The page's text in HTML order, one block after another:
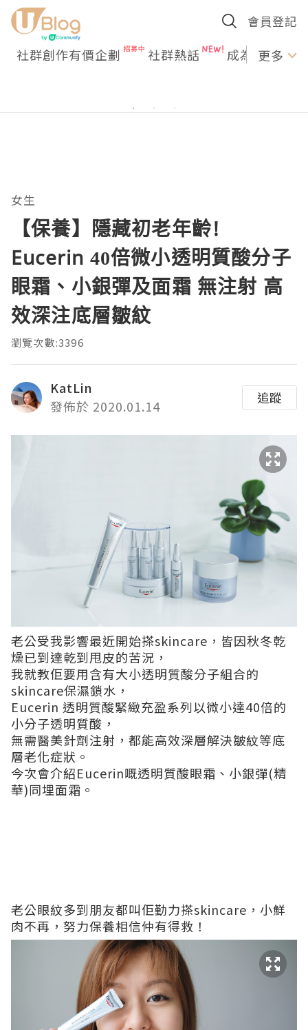
會員登記
社群創作有價企劃 社群熱話 成為U更多
女生
【保養】隱藏初老年齡!
Eucerin 40倍微小透明質酸分子
眼霜、小銀彈及面霜 無注射 高
效深注底層皺紋
瀏覽次數:3396
KatLin
發佈於 2020.01.14
追蹤
老公受我影響最近開始搽skincare，皆因秋冬乾
燥已到達乾到甩皮的苦況，
我就教佢要用含有大小透明質酸分子組合的
skincare保濕鎖水，
Eucerin 透明質酸緊緻充盈系列以微小達40倍的
小分子透明質酸，
無需醫美針劑注射，都能高效深層解決皺紋等底
層老化症狀。
今次會介紹Eucerin嘅透明質酸眼霜、小銀彈(精
華)同埋面霜。
老公眼紋多到朋友都叫佢勤力搽skincare，小鮮
肉不再，努力保養相信仲有得救！